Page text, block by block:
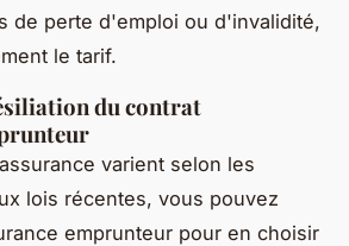
de perte d'emploi ou d'invalidité,
le tarif.
du contrat
varient selon les
lois récentes, vous pouvez
emprunteur pour en choisir